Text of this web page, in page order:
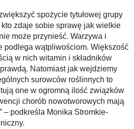
spożycie tytułowej grupy
kto zdaje sobie sprawę jak wielkie
może przynieść. Warzywa i
podlega wątpliwościom. Większość
w nich witamin i składników
Natomiast jak wejdziemy
surowców roślinnych to
one w ogromną ilość związków
chorób nowotworowych mają
– podkreśla Monika Stromkie-